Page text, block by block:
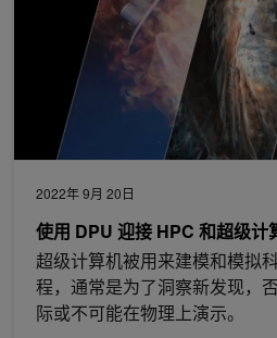
2022年 9月 20日
使用 DPU 迎接 HPC 和超级计
超级计算机被用来建模和模拟
程，通常是为了洞察新发现，
际或不可能在物理上演示。